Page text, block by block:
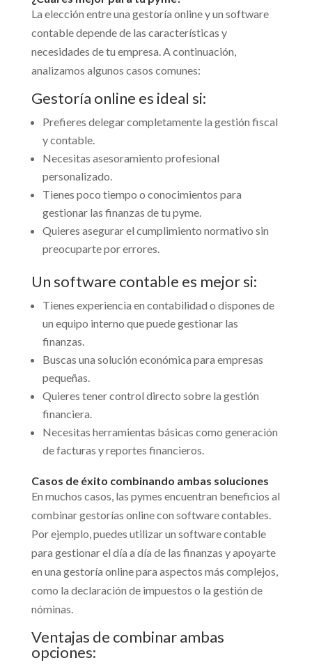
La elección entre una gestoría online y un software
contable depende de las características y
necesidades de tu empresa. A continuación,
analizamos algunos casos comunes:
Gestoría online es ideal si:
Prefieres delegar completamente la gestión fiscal
y contable.
Necesitas asesoramiento profesional
personalizado.
Tienes poco tiempo o conocimientos para
gestionar las finanzas de tu pyme.
Quieres asegurar el cumplimiento normativo sin
preocuparte por errores.
Un software contable es mejor si:
Tienes experiencia en contabilidad o dispones de
un equipo interno que puede gestionar las
finanzas.
Buscas una solución económica para empresas
pequeñas.
Quieres tener control directo sobre la gestión
financiera.
Necesitas herramientas básicas como generación
de facturas y reportes financieros.
Casos de éxito combinando ambas soluciones
En muchos casos, las pymes encuentran beneficios al
combinar gestorías online con software contables.
Por ejemplo, puedes utilizar un software contable
para gestionar el día a día de las finanzas y apoyarte
en una gestoría online para aspectos más complejos,
como la declaración de impuestos o la gestión de
nóminas.
Ventajas de combinar ambas
opciones: